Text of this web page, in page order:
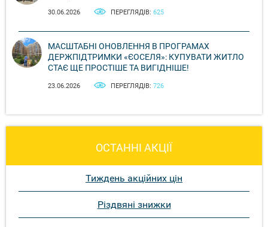
30.06.2026 ПЕРЕГЛЯДІВ: 625
МАСШТАБНІ ОНОВЛЕННЯ В ПРОГРАМАХ
ДЕРЖПІДТРИМКИ «ЄОСЕЛЯ»: КУПУВАТИ ЖИТЛО
СТАЄ ЩЕ ПРОСТІШЕ ТА ВИГІДНІШЕ!
23.06.2026 ПЕРЕГЛЯДІВ: 726
ОСТАННІ АКЦІЇ
Тиждень акційних цін
Різдвяні знижки